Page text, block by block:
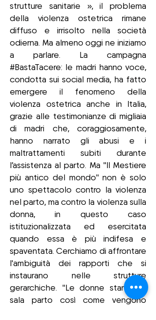
strutture sanitarie », il problema
della violenza ostetrica rimane
diffuso e irrisolto nella società
odierna. Ma almeno oggi ne iniziamo
a parlare. La campagna
#BastaTacere: le madri hanno voce,
condotta sui social media, ha fatto
emergere il fenomeno della
violenza ostetrica anche in Italia,
grazie alle testimonianze di migliaia
di madri che, coraggiosamente,
hanno narrato gli abusi e i
maltrattamenti subiti durante
l’assistenza al parto. Ma "Il Mestiere
più antico del mondo" non è solo
uno spettacolo contro la violenza
nel parto, ma contro la violenza sulla
donna, in questo caso
istituzionalizzata ed esercitata
quando essa è più indifesa e
spaventata. Cerchiamo di affrontare
l'ambiguità dei rapporti che si
instaurano nelle strutture
gerarchiche. "Le donne stanno in
sala parto così come vengono